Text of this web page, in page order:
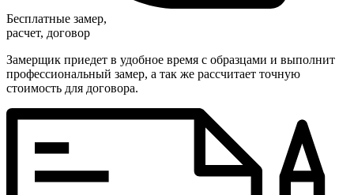
Бесплатные замер,
расчет, договор
Замерщик приедет в удобное время с образцами и выполнит
профессиональный замер, а так же рассчитает точную
стоимость для договора.